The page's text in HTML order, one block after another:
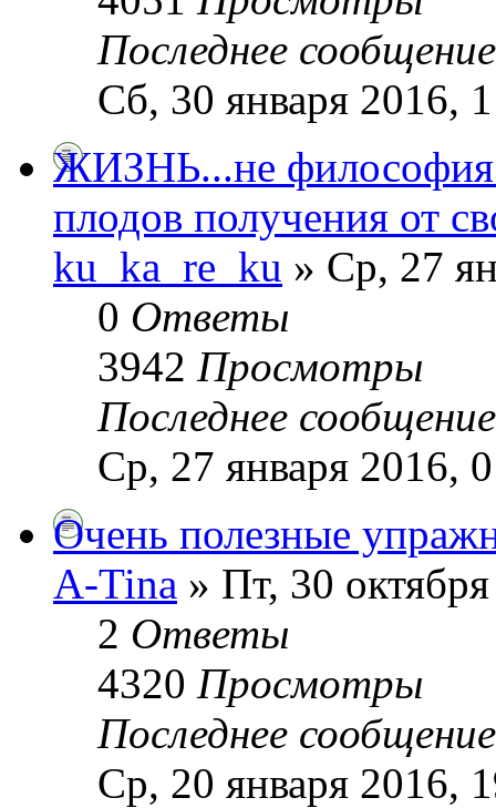
Последнее
Сб, 30 января 2016,
ЖИЗНЬ...не
плодов получения от
ku_ka_re_ku » Ср, 27
0 Ответы
3942 Просмотры
Последнее
Ср, 27 января 2016,
Очень полезные
A-Tina » Пт, 30
2 Ответы
4320 Просмотры
Последнее
Ср, 20 января 2016,